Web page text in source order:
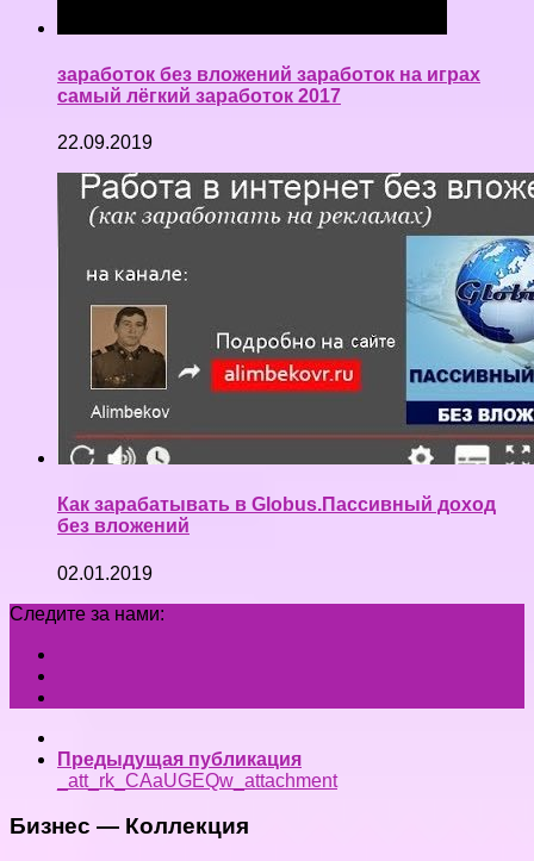
заработок без вложений заработок на играх
самый лёгкий заработок 2017
22.09.2019
Как зарабатывать в Globus.Пассивный доход
без вложений
02.01.2019
Следите за нами:
Предыдущая публикация
_att_rk_CAaUGEQw_attachment
Бизнес — Коллекция